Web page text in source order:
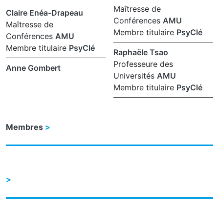
Claire Enéa-Drapeau
Maîtresse de
Conférences AMU
Membre titulaire PsyClé
Anne Gombert
Maîtresse de
Conférences AMU
Membre titulaire PsyClé
Raphaële Tsao
Professeure des
Universités AMU
Membre titulaire PsyClé
Membres